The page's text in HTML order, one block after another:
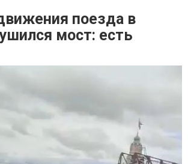
поезда в
мост: есть